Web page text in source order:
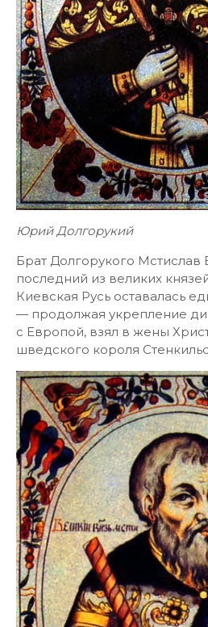
Юрий Долгорукий
Брат Долгорукого Мстислав
последний из великих
Киевская Русь оставалась
— продолжая укрепление
с Европой, взял в жены
шведского короля